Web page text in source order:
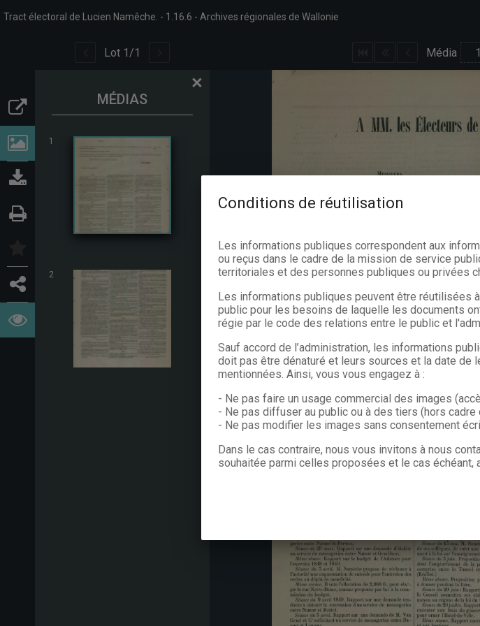
Tract électoral de Lucien Namêche. 1.16.6 Archives régionales de Wallonie
Lot 1 /1 Média
MÉDIAS
×
1
2
Conditions de réutilisation
Les informations publiques correspondent aux
ou reçus dans le cadre de la mission de service
territoriales et des personnes publiques ou privées
Les informations publiques peuvent être réutilisées
public pour les besoins de laquelle les documents
régie par le code des relations entre le public et
Sauf accord de l’administration, les informations
doit pas être dénaturé et leurs sources et la date de
mentionnées. Ainsi, vous vous engagez à :
- Ne pas faire un usage commercial des images
- Ne pas diffuser au public ou à des tiers (hors cadre
- Ne pas modifier les images sans consentement
Dans le cas contraire, nous vous invitons à nous
souhaitée parmi celles proposées et le cas échéant,